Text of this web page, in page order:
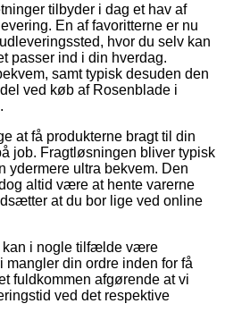
tilbyder i dag et hav af
En af favoritterne er nu
hvor du selv kan
passer ind i din hverdag.
samt typisk desuden den
ved køb af Rosenblade i
at få produkterne bragt til din
job. Fragtløsningen bliver typisk
ydermere ultra bekvem. Den
altid være at hente varerne
at du bor lige ved online
kan i nogle tilfælde være
din ordre inden for få
fuldkommen afgørende at vi
ved det respektive